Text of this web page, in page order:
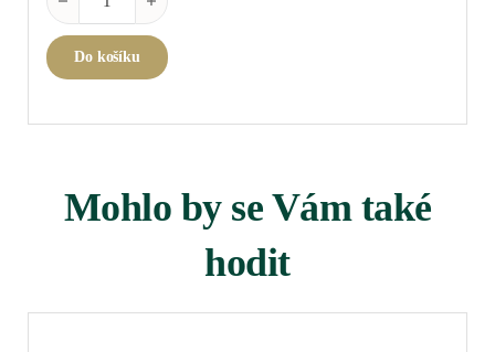
Do košíku
Mohlo by se Vám také
hodit